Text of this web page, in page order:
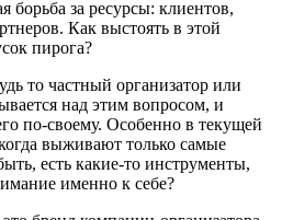
борьба за ресурсы: клиентов,
Как выстоять в этой
пирога?
то частный организатор или
над этим вопросом, и
по-своему. Особенно в текущей
выживают только самые
есть какие-то инструменты,
именно к себе?